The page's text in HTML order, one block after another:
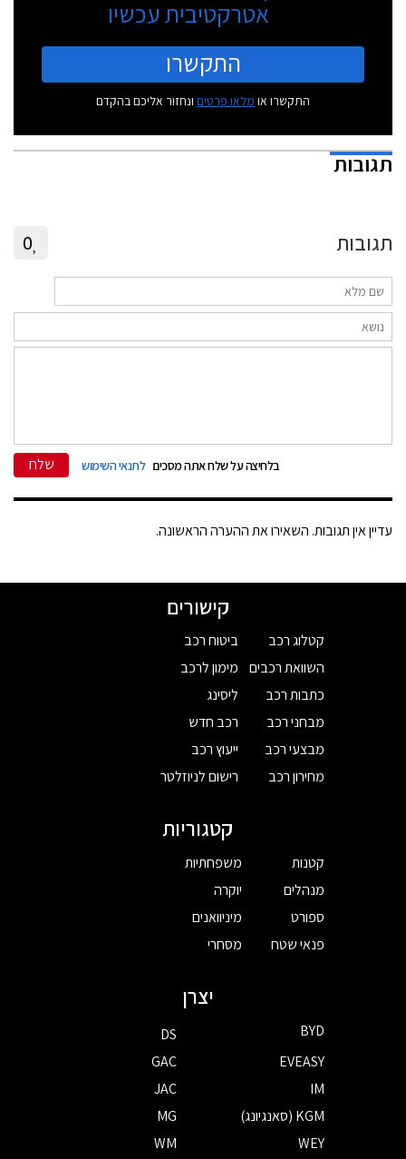
אטרקטיבית עכשיו
התקשרו
התקשרו או מלאו פרטים ונחזור אליכם בהקדם
תגובות
תגובות 0
בלחיצה על שלח אתה מסכים לתנאי השימוש שלח
עדיין אין תגובות. השאירו את ההערה הראשונה.
קישורים
קטלוג רכב
השוואת רכבים
כתבות רכב
מבחני רכב
מבצעי רכב
מחירון רכב
ביטוח רכב
מימון לרכב
ליסינג
רכב חדש
ייעוץ רכב
רישום לניוזלטר
קטגוריות
קטנות
מנהלים
ספורט
פנאי שטח
משפחתיות
יוקרה
מיניוואנים
מסחרי
יצרן
BYD
DS
EVEASY
GAC
IM
JAC
KGM (סאנגיונג)
MG
WEY
WM